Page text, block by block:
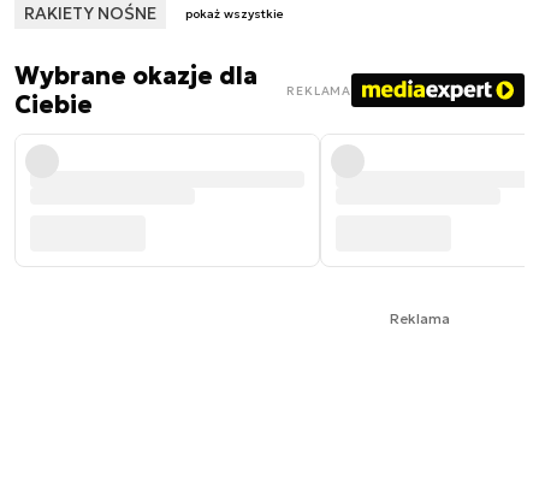
RAKIETY NOŚNE
pokaż wszystkie
Wybrane okazje dla
Ciebie
REKLAMA
Reklama